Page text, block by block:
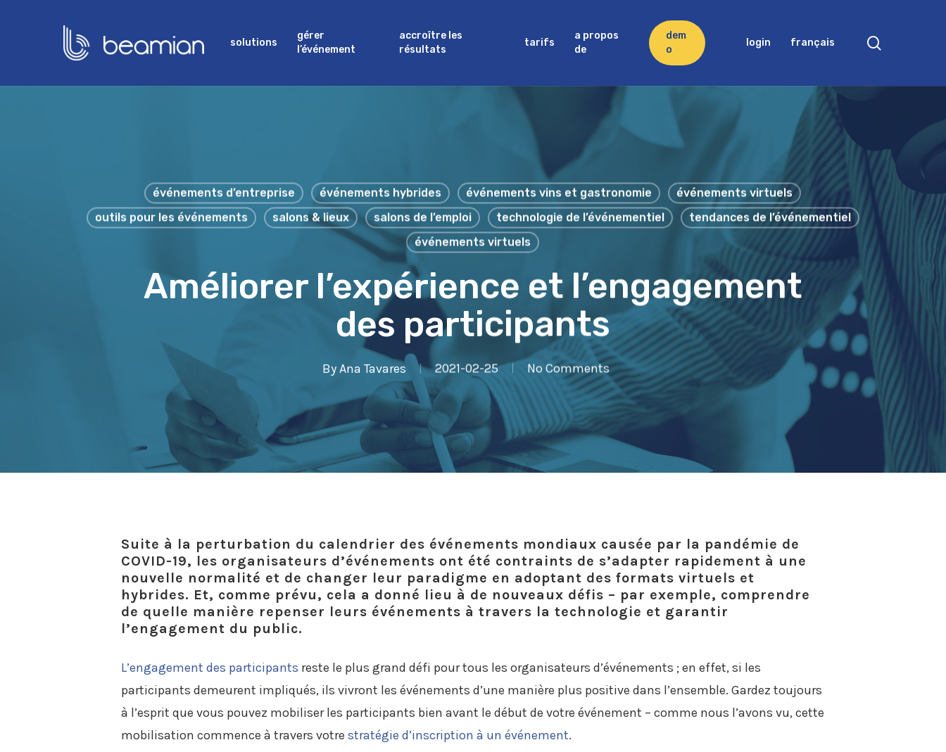
Hit enter to search or ESC to close
solutions
gérer
l’événement
accroître les
résultats
tarifs
a propos
de
dem
o
login français
événements d’entreprise événements hybrides événements vins et gastronomie
événements virtuels
outils pour les événements
salons & lieux salons de l’emploi technologie de l’événementiel
tendances de l’événementiel
événements virtuels
Améliorer l’expérience et l’engagement
des participants
ByAna Tavares 2021-02-25 No Comments
Suite à la perturbation du calendrier des événements mondiaux causée par la pandémie de
COVID-19, les organisateurs d’événements ont été contraints de s’adapter rapidement à une
nouvelle normalité et de changer leur paradigme en adoptant des formats virtuels et
hybrides. Et, comme prévu, cela a donné lieu à de nouveaux défis – par exemple, comprendre
de quelle manière repenser leurs événements à travers la technologie et garantir
l’engagement du public.
L’engagement des participants reste le plus grand défi pour tous les organisateurs d’événements ; en effet, si les
participants demeurent impliqués, ils vivront les événements d’une manière plus positive dans l’ensemble. Gardez toujours
à l’esprit que vous pouvez mobiliser les participants bien avant le début de votre événement – comme nous l’avons vu, cette
mobilisation commence à travers votrestratégie d’inscription à un événement.